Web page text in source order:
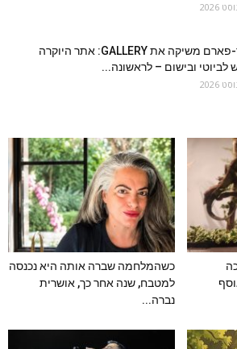
סופר-פארם משיקה את GALLERY: אתר היוקרה
לביוטי ובישום – לראשונה...
כשהמלחמה שברה אותה היא נכנסה
למטבח, שנה אחר כך, אושרית
נברה...